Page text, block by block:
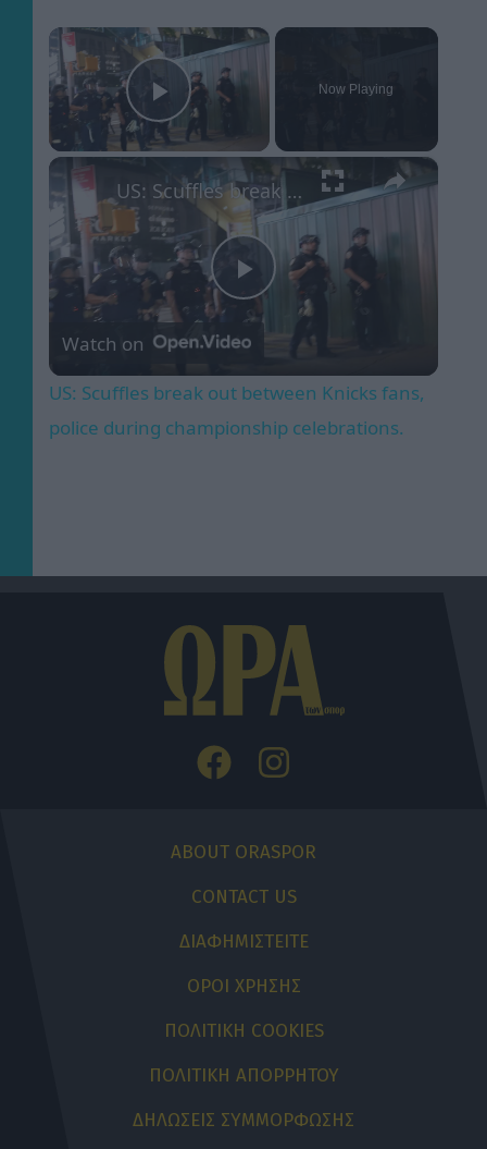
×
Play Video
Now Playing
×
Play
US: Scuffles break out between Knicks fans, police during championship celebrations.
Watch on
US: Scuffles break out between Knicks fans,
police during championship celebrations.
ABOUT ORASPOR
CONTACT US
ΔΙΑΦΗΜΙΣΤΕΙΤΕ
ΟΡΟΙ ΧΡΗΣΗΣ
ΠΟΛΙΤΙΚΗ COOKIES
ΠΟΛΙΤΙΚΗ ΑΠΟΡΡΗΤΟΥ
ΔΗΛΩΣΕΙΣ ΣΥΜΜΟΡΦΩΣΗΣ